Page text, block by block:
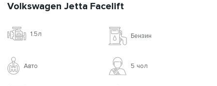
Volkswagen Jetta Facelift
1.5л Бензин
Авто 5 чoл